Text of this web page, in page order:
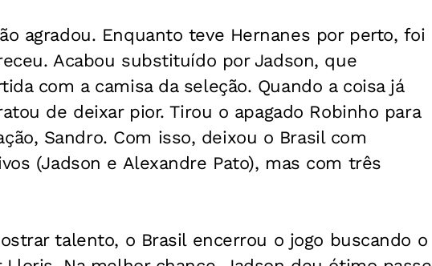
agradou. Enquanto teve Hernanes por perto, foi
Acabou substituído por Jadson, que
com a camisa da seleção. Quando a coisa já
de deixar pior. Tirou o apagado Robinho para
Sandro. Com isso, deixou o Brasil com
(Jadson e Alexandre Pato), mas com três
talento, o Brasil encerrou o jogo buscando o